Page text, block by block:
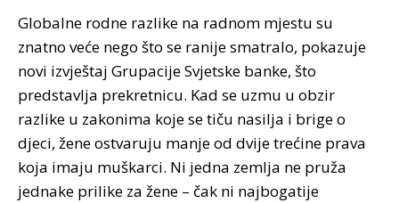
Globalne rodne razlike na radnom mjestu su
znatno veće nego što se ranije smatralo, pokazuje
novi izvještaj Grupacije Svjetske banke, što
predstavlja prekretnicu. Kad se uzmu u obzir
razlike u zakonima koje se tiču nasilja i brige o
djeci, žene ostvaruju manje od dvije trećine prava
koja imaju muškarci. Ni jedna zemlja ne pruža
jednake prilike za žene – čak ni najbogatije